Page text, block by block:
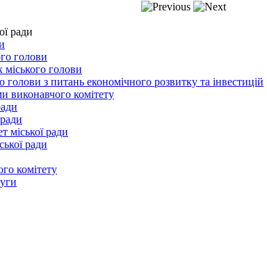
ради
голови
голови
голови з питань економічного розвитку та інвестицій
виконавчого комітету
міської ради
ради
комітету